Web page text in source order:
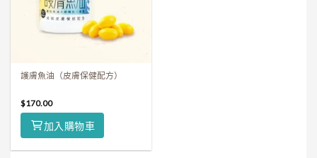
護膚魚油（皮膚保健配方）
$170.00
加入購物車